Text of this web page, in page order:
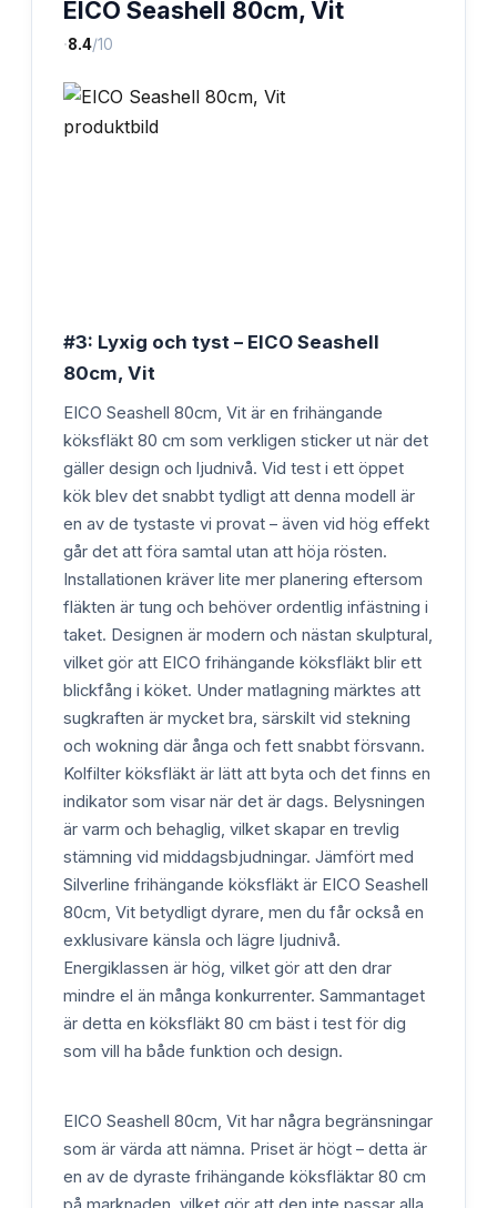
EICO Seashell 80cm, Vit
·8.4/10
#3: Lyxig och tyst – EICO Seashell
80cm, Vit
EICO Seashell 80cm, Vit är en frihängande
köksfläkt 80 cm som verkligen sticker ut när det
gäller design och ljudnivå. Vid test i ett öppet
kök blev det snabbt tydligt att denna modell är
en av de tystaste vi provat – även vid hög effekt
går det att föra samtal utan att höja rösten.
Installationen kräver lite mer planering eftersom
fläkten är tung och behöver ordentlig infästning i
taket. Designen är modern och nästan skulptural,
vilket gör att EICO frihängande köksfläkt blir ett
blickfång i köket. Under matlagning märktes att
sugkraften är mycket bra, särskilt vid stekning
och wokning där ånga och fett snabbt försvann.
Kolfilter köksfläkt är lätt att byta och det finns en
indikator som visar när det är dags. Belysningen
är varm och behaglig, vilket skapar en trevlig
stämning vid middagsbjudningar. Jämfört med
Silverline frihängande köksfläkt är EICO Seashell
80cm, Vit betydligt dyrare, men du får också en
exklusivare känsla och lägre ljudnivå.
Energiklassen är hög, vilket gör att den drar
mindre el än många konkurrenter. Sammantaget
är detta en köksfläkt 80 cm bäst i test för dig
som vill ha både funktion och design.
EICO Seashell 80cm, Vit har några begränsningar
som är värda att nämna. Priset är högt – detta är
en av de dyraste frihängande köksfläktar 80 cm